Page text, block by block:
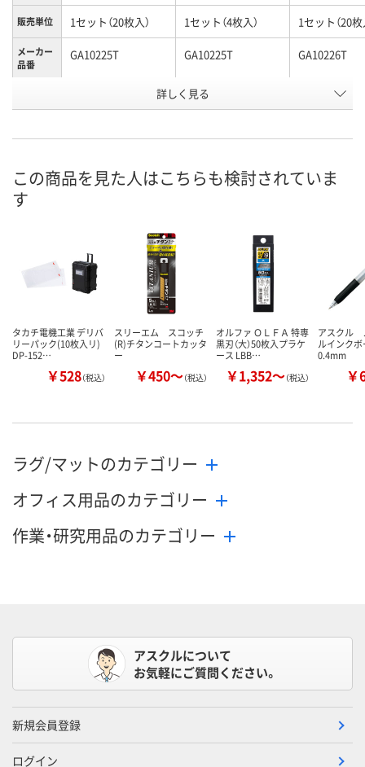
販売単位 1セット（20枚入） 1セット（4枚入） 1セット（20枚
メーカー
品番
GA10225T GA10225T GA10226T
AK38456 AK37348
8月31日（月）まで
カゴへ カゴへ
詳しく見る
この商品を見た人はこちらも検討されていま
す
タカチ電機工業 デリバ
リーパック(10枚入リ)
DP-152…
￥528（税込）
スリーエム スコッチ
(R)チタンコートカッタ
ー
￥450～（税込）
オルファ ＯＬＦＡ 特専
黒刃（大）50枚入プラケ
ース LBB…
￥1,352～（税込）
アスクル
ルインク
0.4mm
￥
ラグ/マットのカテゴリー
オフィス用品のカテゴリー
作業・研究用品のカテゴリー
アスクルについて
お気軽にご質問ください。
新規会員登録
ログイン